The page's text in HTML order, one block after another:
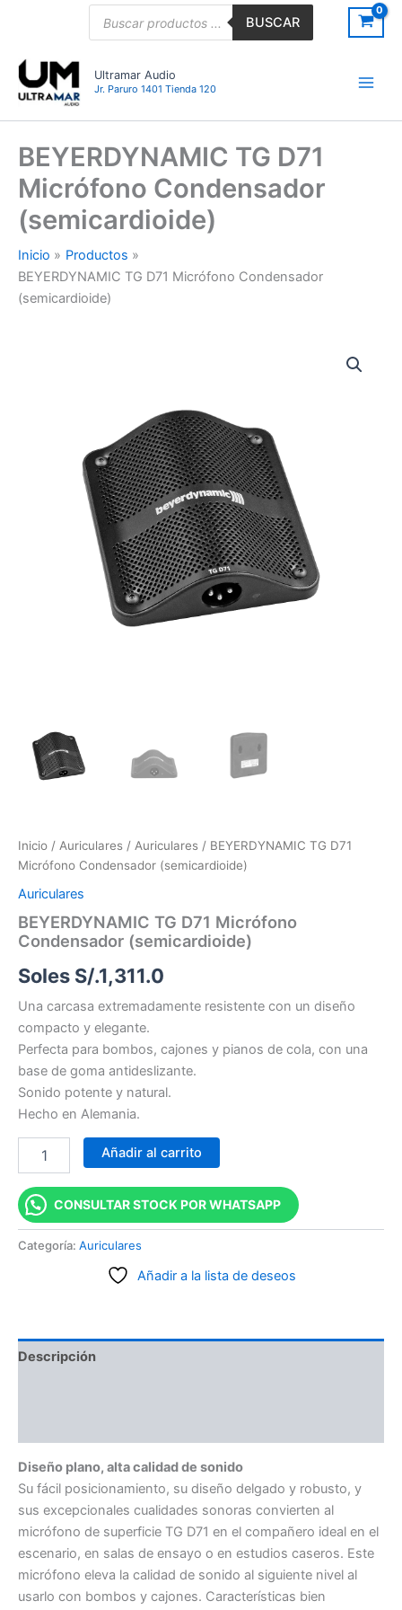
BUSCAR
Ultramar Audio
Jr. Paruro 1401 Tienda 120
BEYERDYNAMIC TG D71
Micrófono Condensador
(semicardioide)
Inicio
Productos
BEYERDYNAMIC TG D71 Micrófono Condensador
(semicardioide)
Inicio / Auriculares / Auriculares / BEYERDYNAMIC TG D71
Micrófono Condensador (semicardioide)
Auriculares
BEYERDYNAMIC TG D71 Micrófono
Condensador (semicardioide)
Soles S/.1,311.0
Una carcasa extremadamente resistente con un diseño
compacto y elegante.
Perfecta para bombos, cajones y pianos de cola, con una
base de goma antideslizante.
Sonido potente y natural.
Hecho en Alemania.
Añadir al carrito
CONSULTAR STOCK POR WHATSAPP
Categoría: Auriculares
Añadir a la lista de deseos
Descripción
Diseño plano, alta calidad de sonido
Su fácil posicionamiento, su diseño delgado y robusto, y
sus excepcionales cualidades sonoras convierten al
micrófono de superficie TG D71 en el compañero ideal en el
escenario, en salas de ensayo o en estudios caseros. Este
micrófono eleva la calidad de sonido al siguiente nivel al
usarlo con bombos y cajones. Características bien